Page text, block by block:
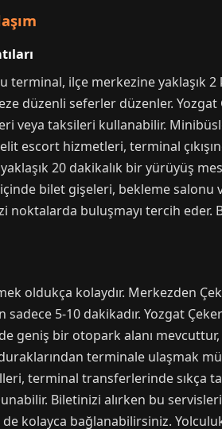
terminal, ilçe merkezine yaklaşık
düzenli seferler düzenler.
veya taksileri kullanabilir.
escort hizmetleri, terminal
20 dakikalık bir yürüyüş
bilet gişeleri, bekleme salonu
buluşmayı tercih eder.
oldukça kolaydır. Merkezden
5-10 dakikadır. Yozgat
geniş bir otopark alanı
terminale ulaşmak
terminal transferlerinde sıkça
Biletinizi alırken bu
kolayca bağlanabilirsiniz.